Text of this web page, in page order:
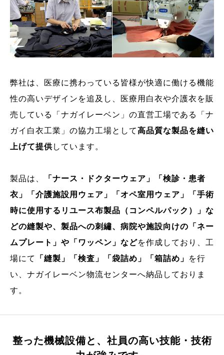
弊社は、医療に携わっている皆様が快適に働ける機能
性の高いデザインを追及し、医療用白衣や介護衣を販
売している「ナガイレーベン」の直営工場である「ナ
ガイ白衣工業」の協力工場として高品質な製品を縫い
上げて提供しています。
製品は、
「ナース・ドクターウェア」「検診・患者
衣」「介護施設用ウェア」「オペ室用ウェア」「手術
時に使用するリユース布製品（コンペルパック）」な
どの縫製や、製品への刺繡、病院や施設向けの「ネー
ムプレート」や「ワッペン」などを作成しており、工
場にて
「縫製」「検査」「袋詰め」「箱詰め」
を行
い、ナガイレーベン物流センターへ納品しておりま
す。
整った機械設備と、 社員の高い技能・技術